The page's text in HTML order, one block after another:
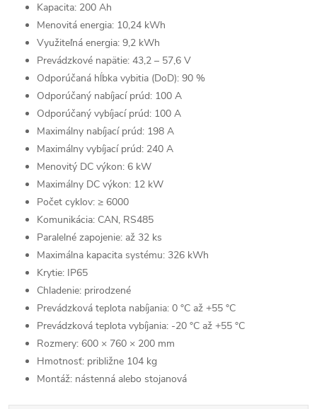
Kapacita: 200 Ah
Menovitá energia: 10,24 kWh
Využiteľná energia: 9,2 kWh
Prevádzkové napätie: 43,2 – 57,6 V
Odporúčaná hĺbka vybitia (DoD): 90 %
Odporúčaný nabíjací prúd: 100 A
Odporúčaný vybíjací prúd: 100 A
Maximálny nabíjací prúd: 198 A
Maximálny vybíjací prúd: 240 A
Menovitý DC výkon: 6 kW
Maximálny DC výkon: 12 kW
Počet cyklov: ≥ 6000
Komunikácia: CAN, RS485
Paralelné zapojenie: až 32 ks
Maximálna kapacita systému: 326 kWh
Krytie: IP65
Chladenie: prirodzené
Prevádzková teplota nabíjania: 0 °C až +55 °C
Prevádzková teplota vybíjania: -20 °C až +55 °C
Rozmery: 600 × 760 × 200 mm
Hmotnosť: približne 104 kg
Montáž: nástenná alebo stojanová